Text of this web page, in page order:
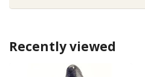
Recently viewed